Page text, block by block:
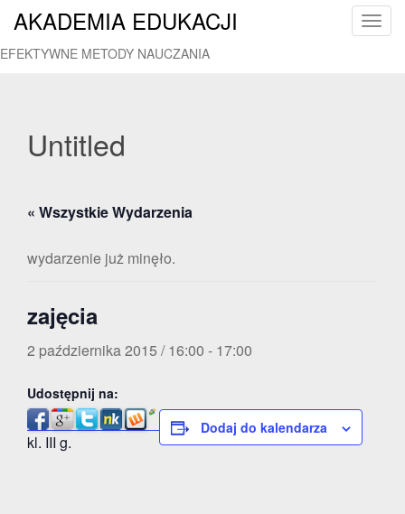
T
AKADEMIA EDUKACJI
EFEKTYWNE METODY NAUCZANIA
Untitled
« Wszystkie Wydarzenia
wydarzenie już minęło.
zajęcia
2 października 2015 / 16:00 - 17:00
Udostępnij na:
kl. III g.
Dodaj do kalendarza